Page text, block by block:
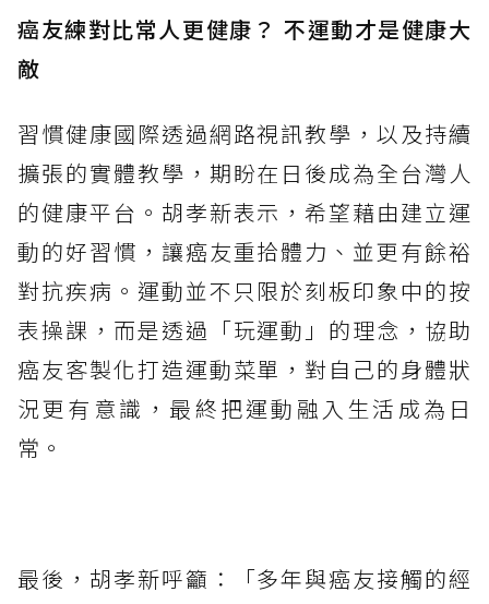
癌友練對比常人更健康？ 不運動才是健康大
敵
習慣健康國際透過網路視訊教學，以及持續
擴張的實體教學，期盼在日後成為全台灣人
的健康平台。胡孝新表示，希望藉由建立運
動的好習慣，讓癌友重拾體力、並更有餘裕
對抗疾病。運動並不只限於刻板印象中的按
表操課，而是透過「玩運動」的理念，協助
癌友客製化打造運動菜單，對自己的身體狀
況更有意識，最終把運動融入生活成為日
常。
最後，胡孝新呼籲：「多年與癌友接觸的經